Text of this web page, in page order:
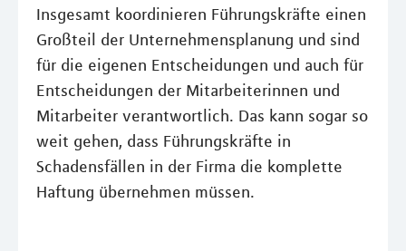
Insgesamt koordinieren Führungskräfte einen
Großteil der Unternehmensplanung und sind
für die eigenen Entscheidungen und auch für
Entscheidungen der Mitarbeiterinnen und
Mitarbeiter verantwortlich. Das kann sogar so
weit gehen, dass Führungskräfte in
Schadensfällen in der Firma die komplette
Haftung übernehmen müssen.